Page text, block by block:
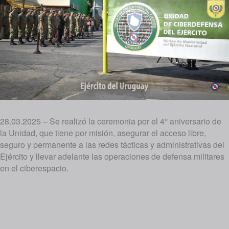
28.03.2025 – Se realizó la ceremonia por el 4° aniversario de
la Unidad, que tiene por misión, asegurar el acceso libre,
seguro y permanente a las redes tácticas y administrativas del
Ejército y llevar adelante las operaciones de defensa militares
en el ciberespacio.